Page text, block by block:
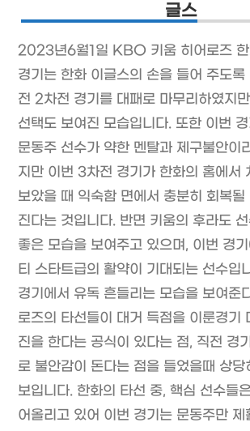
글스
2023년6월1일 KBO 키움 히어로즈 한
경기는 한화 이글스의 손을 들어 주도록
전 2차전 경기를 대패로 마무리하였지
선택도 보여진 모습입니다. 또한 이번
문동주 선수가 약한 멘탈과 제구불안이
지만 이번 3차전 경기가 한화의 홈에서
보았을 때 익숙함 면에서 충분히 회복될
진다는 것입니다. 반면 키움의 후라도
좋은 모습을 보여주고 있으며, 이번 경
티 스타트급의 활약이 기대되는 선수입
경기에서 유독 흔들리는 모습을 보여준
로즈의 타선들이 대거 득점을 이룬경기
진을 한다는 공식이 있다는 점, 직전 경
로 불안감이 돈다는 점을 들었을때 상당
보입니다. 한화의 타선 중, 핵심 선수들
어올리고 있어 이번 경기는 문동주만 제